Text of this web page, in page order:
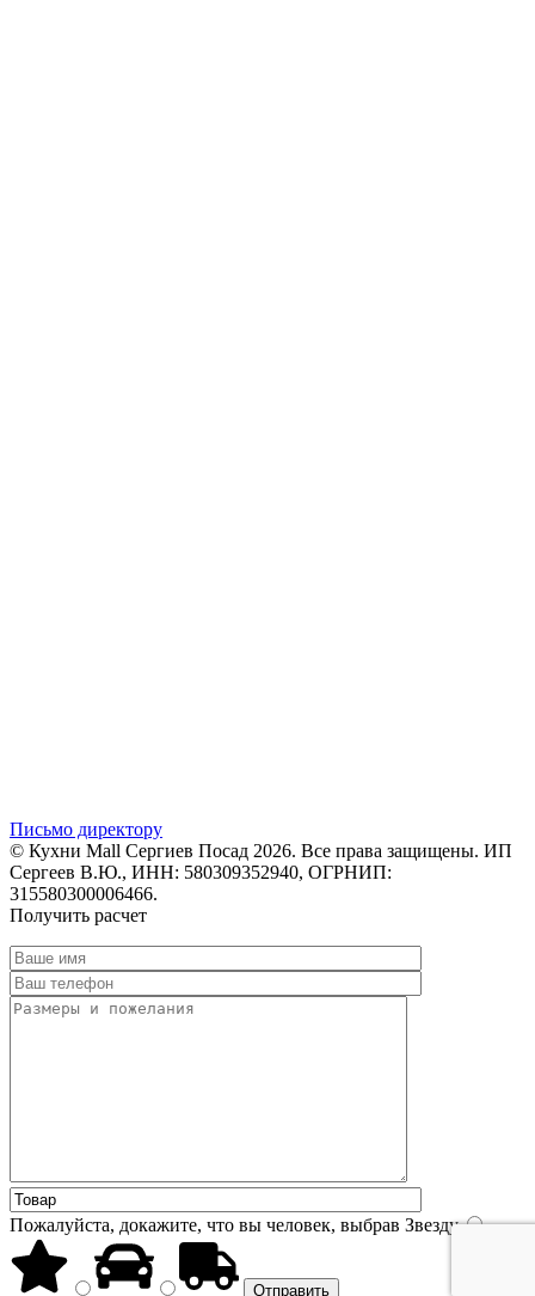
Письмо директору
© Кухни Mall Сергиев Посад 2026. Все права защищены. ИП
Сергеев В.Ю., ИНН: 580309352940, ОГРНИП:
315580300006466.
Получить расчет
Пожалуйста, докажите, что вы человек, выбрав Звезду.